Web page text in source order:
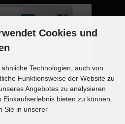
Cookies und
Technologien, auch von
Funktionsweise der Website zu
Angebotes zu analysieren
bieten zu können.
Sie in unserer